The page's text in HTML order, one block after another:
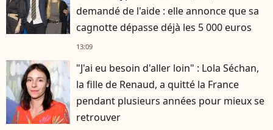
demandé de l'aide : elle annonce que sa
cagnotte dépasse déjà les 5 000 euros
13:09
"J'ai eu besoin d'aller loin" : Lola Séchan,
la fille de Renaud, a quitté la France
pendant plusieurs années pour mieux se
retrouver